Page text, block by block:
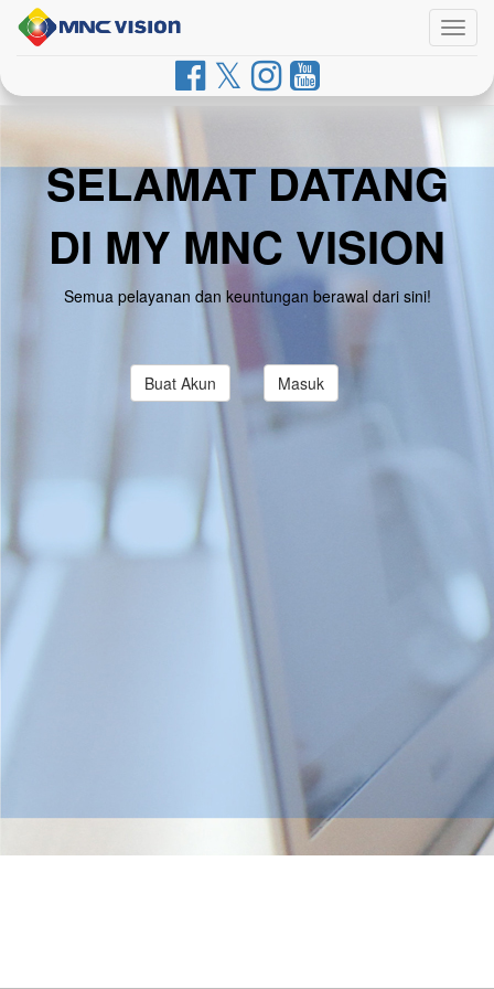
SELAMAT DATANG
DI MY MNC VISION
Semua pelayanan dan keuntungan berawal dari sini!
Buat Akun Masuk